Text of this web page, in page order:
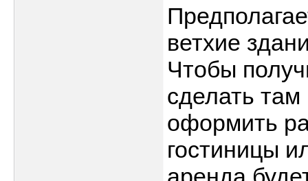
ветхие
Чтобы
сделать
оформить
гостиницы